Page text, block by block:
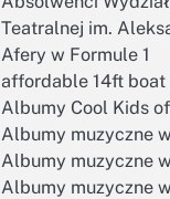
Teatralnej im.
Afery w Formule 1
affordable 14ft boat
Albumy Cool Kids
Albumy muzyczne
Albumy muzyczne
Albumy muzyczne